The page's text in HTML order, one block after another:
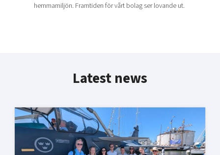
hemmamiljön. Framtiden för vårt bolag ser lovande ut.
Latest news